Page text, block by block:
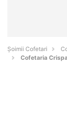
Șoimii Cofetari
Cofetaria